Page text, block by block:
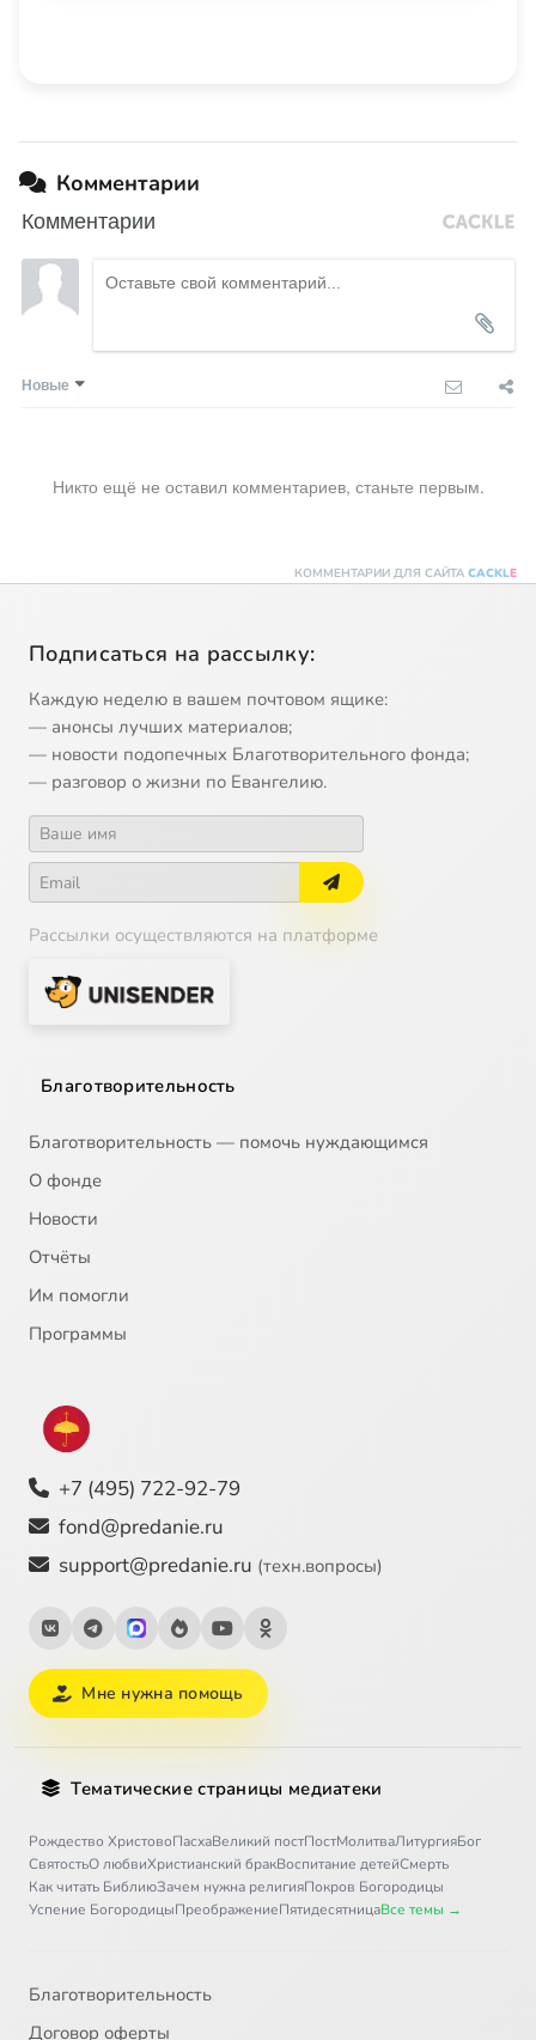
Комментарии
Комментарии
Новые
Никто ещё не оставил комментариев, станьте первым.
КОММЕНТАРИИ ДЛЯ САЙТА CACKLE
Подписаться на рассылку:
Каждую неделю в вашем почтовом ящике:
— анонсы лучших материалов;
— новости подопечных Благотворительного фонда;
— разговор о жизни по Евангелию.
Рассылки осуществляются на платформе
Благотворительность
Благотворительность — помочь нуждающимся
О фонде
Новости
Отчёты
Им помогли
Программы
+7 (495) 722-92-79
fond@predanie.ru
support@predanie.ru (техн.вопросы)
Мне нужна помощь
Тематические страницы медиатеки
Рождество ХристовоПасхаВеликий постПостМолитваЛитургияБог
СвятостьО любвиХристианский бракВоспитание детейСмерть
Как читать БиблиюЗачем нужна религияПокров Богородицы
Успение БогородицыПреображениеПятидесятницаВсе темы →
Благотворительность
Договор оферты